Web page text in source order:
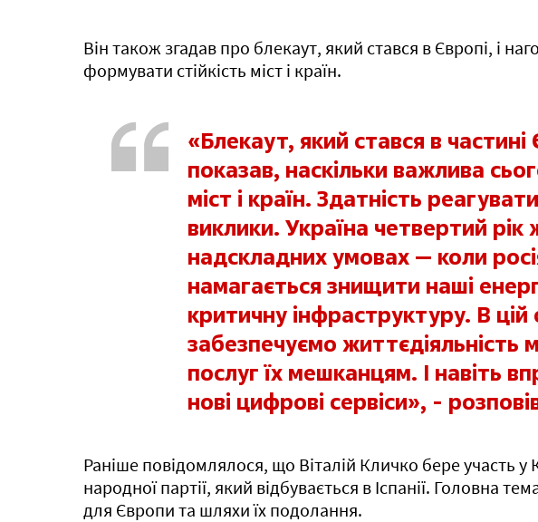
Він також згадав про блекаут, який стався в Європі, і
формувати стійкість міст і країн.
«Блекаут, який стався в частині
показав, наскільки важлива
міст і країн. Здатність
виклики. Україна четвертий рік
надскладних умовах — коли
намагається знищити наші
критичну інфраструктуру. В цій
забезпечуємо життєдіяльність
послуг їх мешканцям. І навіть
нові цифрові сервіси», -
Раніше повідомлялося, що Віталій Кличко бере участь у
народної партії, який відбувається в Іспанії. Головна
для Європи та шляхи їх подолання.